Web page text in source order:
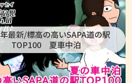
最新/標高の高いSAPA道の駅
TOP100 夏車中泊